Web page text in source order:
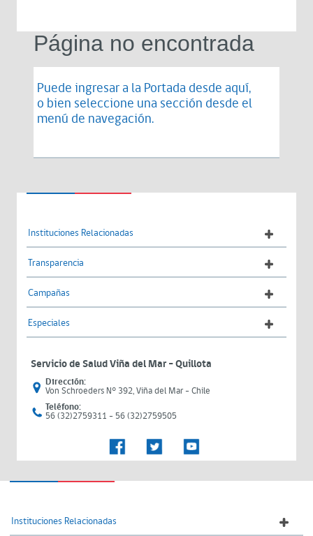
Página no encontrada
Puede ingresar a la Portada desde aquí,
o bien seleccione una sección desde el
menú de navegación.
Instituciones Relacionadas
Transparencia
Campañas
Especiales
Servicio de Salud Viña del Mar – Quillota
Dirección:
Von Schroeders N° 392, Viña del Mar - Chile
Teléfono:
56 (32)2759311 - 56 (32)2759505
Instituciones Relacionadas